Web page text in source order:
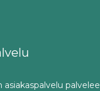
asiakaspalvelu palvelee